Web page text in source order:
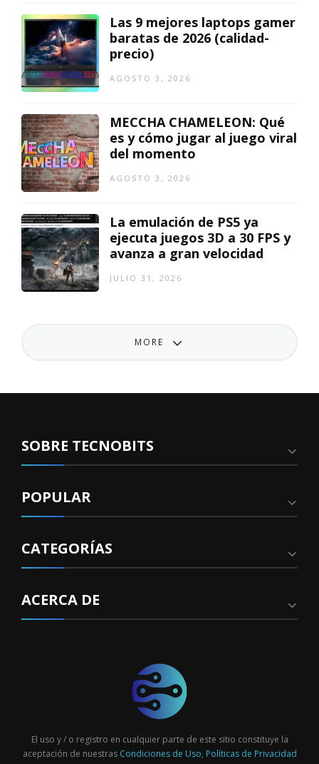
Las 9 mejores laptops gamer
baratas de 2026 (calidad-
precio)
AGOSTO 3, 2026
MECCHA CHAMELEON: Qué
es y cómo jugar al juego viral
del momento
AGOSTO 3, 2026
La emulación de PS5 ya
ejecuta juegos 3D a 30 FPS y
avanza a gran velocidad
JULIO 31, 2026
MORE
SOBRE TECNOBITS
POPULAR
CATEGORÍAS
ACERCA DE
El uso y / o registro en cualquier parte de este sitio constituye la
aceptación de nuestras Condiciones de Uso, Políticas de Privacidad